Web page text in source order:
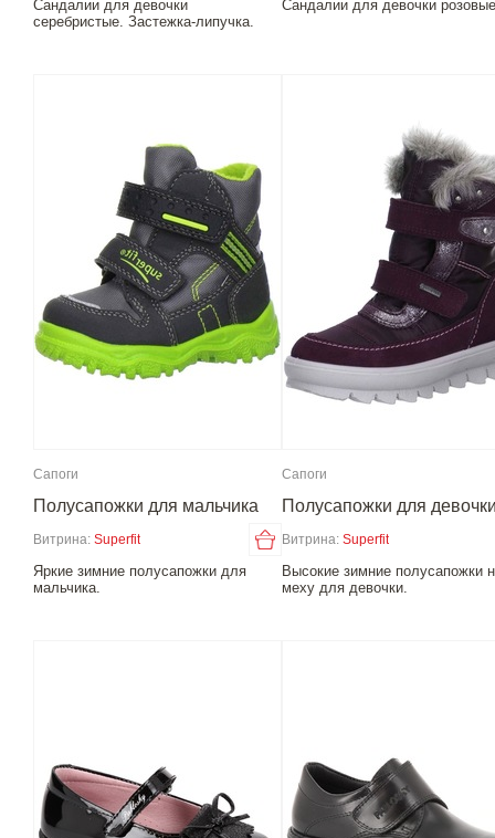
Сандалии для девочки
серебристые. Застежка-липучка.
Сандалии для девочки
Сапоги
Полусапожки для мальчика
Витрина: Superfit
Яркие зимние полусапожки для
мальчика.
Сапоги
Полусапожки для
Витрина: Superfit
Высокие зимние полусапожки
меху для девочки.